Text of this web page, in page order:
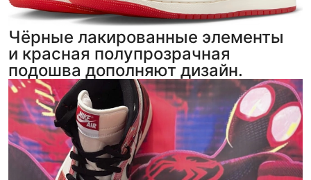
Чёрные лакированные элементы
и красная полупрозрачная
подошва дополняют дизайн.